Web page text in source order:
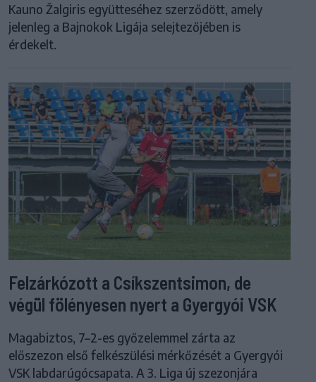
Kauno Žalgiris együtteséhez szerződött, amely
jelenleg a Bajnokok Ligája selejtezőjében is
érdekelt.
Felzárkózott a Csíkszentsimon, de
végül fölényesen nyert a Gyergyói VSK
Magabiztos, 7–2-es győzelemmel zárta az
előszezon első felkészülési mérkőzését a Gyergyói
VSK labdarúgócsapata. A 3. Liga új szezonjára